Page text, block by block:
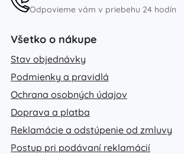
Odpovieme vám v priebehu 24 hodín
Všetko o nákupe
Stav objednávky
Podmienky a pravidlá
Ochrana osobných údajov
Doprava a platba
Reklamácie a odstúpenie od zmluvy
Postup pri podávaní reklamácií